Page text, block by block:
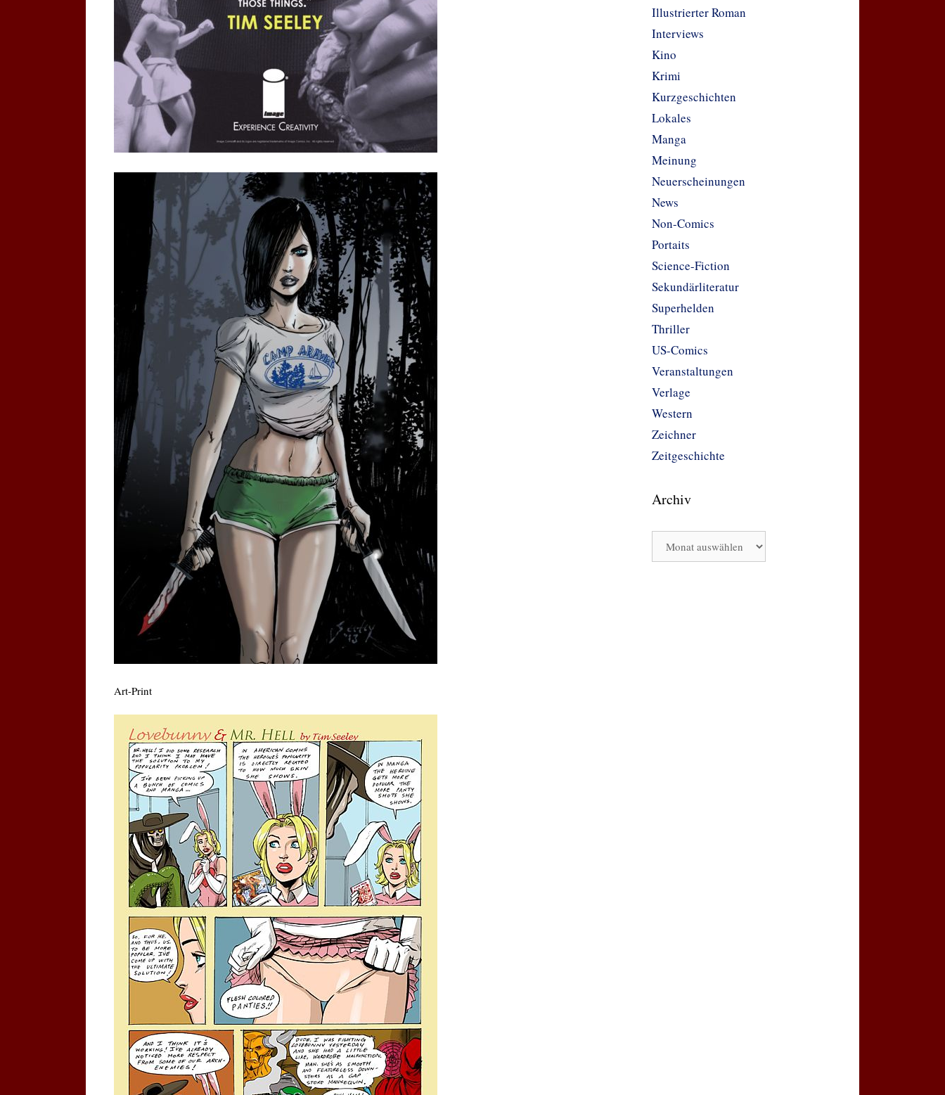
Art-Print
Illustrierter Roman
Interviews
Kino
Krimi
Kurzgeschichten
Lokales
Manga
Meinung
Neuerscheinungen
News
Non-Comics
Portaits
Science-Fiction
Sekundärliteratur
Superhelden
Thriller
US-Comics
Veranstaltungen
Verlage
Western
Zeichner
Zeitgeschichte
Archiv